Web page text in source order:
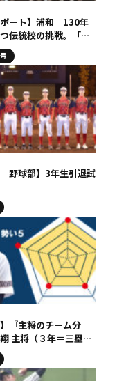
ポート】浦和 130年
伝統校の挑戦。「尚
訓。
野球部】3年生引退試
】『主将のチーム分
主将（３年＝三塁